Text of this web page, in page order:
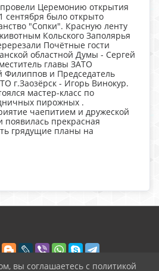
Церемонию открытия
сентября было открыто
"Сопки". Красную ленту
Кольского Заполярья
Почётные гости
областной Думы - Сергей
главы ЗАТО
Филиппов и Председатель
г.Заозёрск - Игорь Винокур.
мастер-класс по
пирожных .
чаепитием и дружеской
появилась прекрасная
грядущие планы на
вы соглашаетесь с политикой